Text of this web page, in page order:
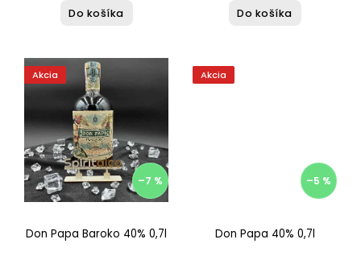
Do košíka Do košíka
Akcia
–7 %
Don Papa Baroko 40% 0,7l
Akcia
–5 %
Don Papa 40% 0,7l